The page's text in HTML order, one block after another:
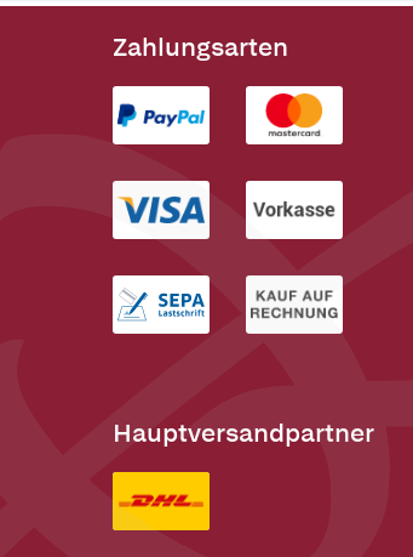
Zahlungsarten
Hauptversandpartner